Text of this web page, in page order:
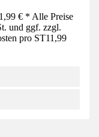
€ * Alle Preise
und ggf. zzgl.
pro ST11,99